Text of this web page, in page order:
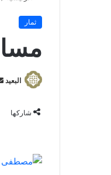
ثمار
البعيد
شاركها